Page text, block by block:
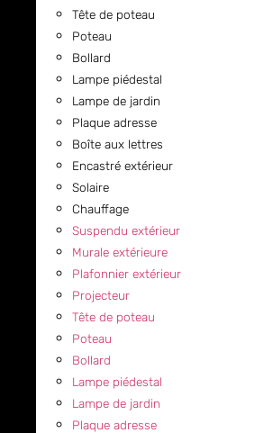
Tête de poteau
Poteau
Bollard
Lampe piédestal
Lampe de jardin
Plaque adresse
Boîte aux lettres
Encastré extérieur
Solaire
Chauffage
Suspendu extérieur
Murale extérieure
Plafonnier extérieur
Projecteur
Tête de poteau
Poteau
Bollard
Lampe piédestal
Lampe de jardin
Plaque adresse